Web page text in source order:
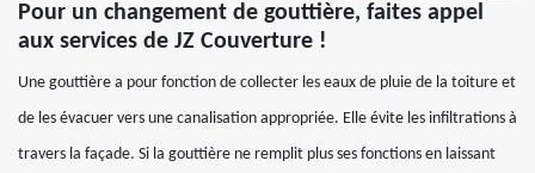
Pour un changement de gouttière, faites appel
aux services de JZ Couverture !
Une gouttière a pour fonction de collecter les eaux de pluie de la toiture et
de les évacuer vers une canalisation appropriée. Elle évite les infiltrations à
travers la façade. Si la gouttière ne remplit plus ses fonctions en laissant